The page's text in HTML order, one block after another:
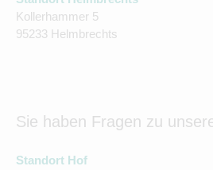
Kollerhammer 5
95233 Helmbrechts
Sie haben Fragen zu
Standort Hof